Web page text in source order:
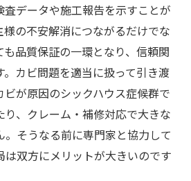
査データや施工報告を示すことが
の不安解消につながるだけでな
も品質保証の一環となり、信頼関
カビ問題を適当に扱って引き渡
ビが原因のシックハウス症候群で
、クレーム・補修対応で大きな
そうなる前に専門家と協力して
は双方にメリットが大きいのです